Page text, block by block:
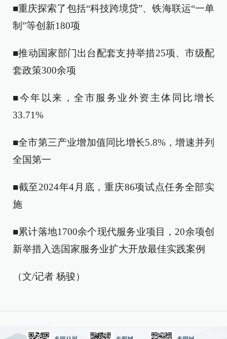
■重庆探索了包括“科技跨境贷”、铁海联运“一单
制”等创新180项
■推动国家部门出台配套支持举措25项、市级配
套政策300余项
■今年以来，全市服务业外资主体同比增长
33.71%
■全市第三产业增加值同比增长5.8%，增速并列
全国第一
■截至2024年4月底，重庆86项试点任务全部实
施
■累计落地1700余个现代服务业项目，20余项创
新举措入选国家服务业扩大开放最佳实践案例
（文/记者 杨骏）